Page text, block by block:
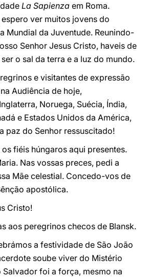
La Sapienza em Roma.
ver muitos jovens do
Mundial da Juventude. Reunindo-
Senhor Jesus Cristo, haveis de
o sal da terra e a luz do mundo.
e visitantes de expressão
Audiência de hoje,
Noruega, Suécia, Índia,
e Estados Unidos da América,
paz do Senhor ressuscitado!
fiéis húngaros aqui presentes.
Nas vossas preces, pedi a
Mãe celestial. Concedo-vos de
apostólica.
Cristo!
aos peregrinos checos de Blansk.
a festividade de São João
soube viver do Mistério
foi a força, mesmo na